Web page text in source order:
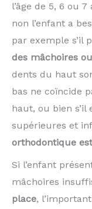
l’âge de 5, 6 ou
non l’enfant a
par exemple s’il
des mâchoires
dents du haut
bas ne coïncide
haut, ou bien
supérieures et
orthodontique
Si l’enfant
mâchoires
place, l’important